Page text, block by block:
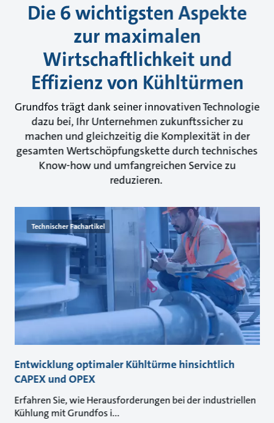
Die 6 wichtigsten Aspekte
zur maximalen
Wirtschaftlichkeit und
Effizienz von Kühltürmen
Grundfos trägt dank seiner innovativen Technologie
dazu bei, Ihr Unternehmen zukunftssicher zu
machen und gleichzeitig die Komplexität in der
gesamten Wertschöpfungskette durch technisches
Know-how und umfangreichen Service zu
reduzieren.
Technischer Fachartikel
Entwicklung optimaler Kühltürme hinsichtlich
CAPEX und OPEX
Erfahren Sie, wie Herausforderungen bei der industriellen
Kühlung mit Grundfos i